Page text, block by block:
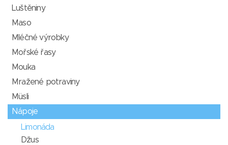
Luštěniny
Maso
Mléčné výrobky
Mořské řasy
Mouka
Mražené potraviny
Müsli
Nápoje
Limonáda
Džus